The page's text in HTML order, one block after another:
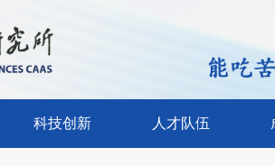
科技创新 人才队伍